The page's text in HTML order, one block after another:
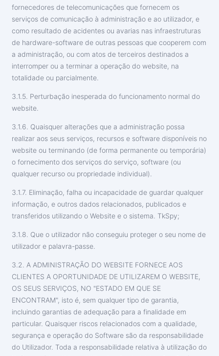
fornecedores de telecomunicações que fornecem os
serviços de comunicação à administração e ao utilizador, e
como resultado de acidentes ou avarias nas infraestruturas
de hardware-software de outras pessoas que cooperem com
a administração, ou com atos de terceiros destinados a
interromper ou a terminar a operação do website, na
totalidade ou parcialmente.
3.1.5. Perturbação inesperada do funcionamento normal do
website.
3.1.6. Quaisquer alterações que a administração possa
realizar aos seus serviços, recursos e software disponíveis no
website ou terminando (de forma permanente ou temporária)
o fornecimento dos serviços do serviço, software (ou
qualquer recurso ou propriedade individual).
3.1.7. Eliminação, falha ou incapacidade de guardar qualquer
informação, e outros dados relacionados, publicados e
transferidos utilizando o Website e o sistema. TkSpy;
3.1.8. Que o utilizador não conseguiu proteger o seu nome de
utilizador e palavra-passe.
3.2. A ADMINISTRAÇÃO DO WEBSITE FORNECE AOS
CLIENTES A OPORTUNIDADE DE UTILIZAREM O WEBSITE,
OS SEUS SERVIÇOS, NO "ESTADO EM QUE SE
ENCONTRAM", isto é, sem qualquer tipo de garantia,
incluindo garantias de adequação para a finalidade em
particular. Quaisquer riscos relacionados com a qualidade,
segurança e operação do Software são da responsabilidade
do Utilizador. Toda a responsabilidade relativa à utilização do